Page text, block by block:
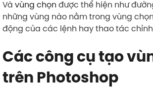
Và vùng chọn được thể hiện như
những vùng nào nằm trong vùng
động của các lệnh hay thao tác
Các công cụ tạo
trên Photoshop